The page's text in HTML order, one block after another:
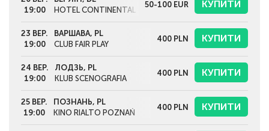
19:00
HOTEL CONTINENTAL - ART SPACE IN EXILE
50-100 EUR КУПИТИ
23 ВЕР.
19:00
ВАРШАВА, PL
CLUB FAIR PLAY
400 PLN КУПИТИ
24 ВЕР.
19:00
ЛОДЗЬ, PL
KLUB SCENOGRAFIA
400 PLN КУПИТИ
25 ВЕР.
19:00
ПОЗНАНЬ, PL
KINO RIALTO POZNAŃ
400 PLN КУПИТИ